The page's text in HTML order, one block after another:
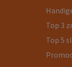
Top 3
Top 5